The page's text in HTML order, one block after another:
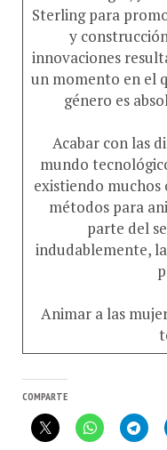
Sterling para
y
innovaciones
un momento en el
género es
Acabar con las
mundo
existiendo
métodos para
parte del
indudablemente,
Animar a las